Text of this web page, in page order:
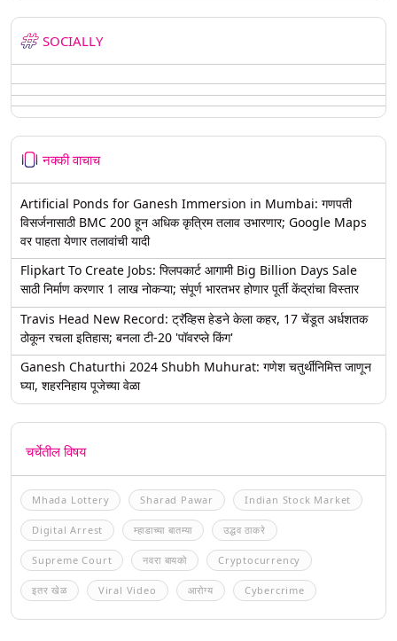
SOCIALLY
नक्की वाचाच
Artificial Ponds for Ganesh Immersion in Mumbai: गणपती
विसर्जनासाठी BMC 200 हून अधिक कृत्रिम तलाव उभारणार; Google Maps
वर पाहता येणार तलावांची यादी
Flipkart To Create Jobs: फ्लिपकार्ट आगामी Big Billion Days Sale
साठी निर्माण करणार 1 लाख नोकऱ्या; संपूर्ण भारतभर होणार पूर्ती केंद्रांचा विस्तार
Travis Head New Record: ट्रॅव्हिस हेडने केला कहर, 17 चेंडूत अर्धशतक
ठोकून रचला इतिहास; बनला टी-20 'पॉवरप्ले किंग'
Ganesh Chaturthi 2024 Shubh Muhurat: गणेश चतुर्थीनिमित्त जाणून
घ्या, शहरनिहाय पूजेच्या वेळा
चर्चेतील विषय
Mhada Lottery Sharad Pawar Indian Stock Market
Digital Arrest म्हाडाच्या बातम्या उद्धव ठाकरे
Supreme Court नवरा बायको Cryptocurrency
इतर खेळ Viral Video आरोग्य Cybercrime